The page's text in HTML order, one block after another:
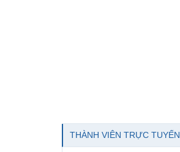
THÀNH VIÊN TRỰC TUYẾN